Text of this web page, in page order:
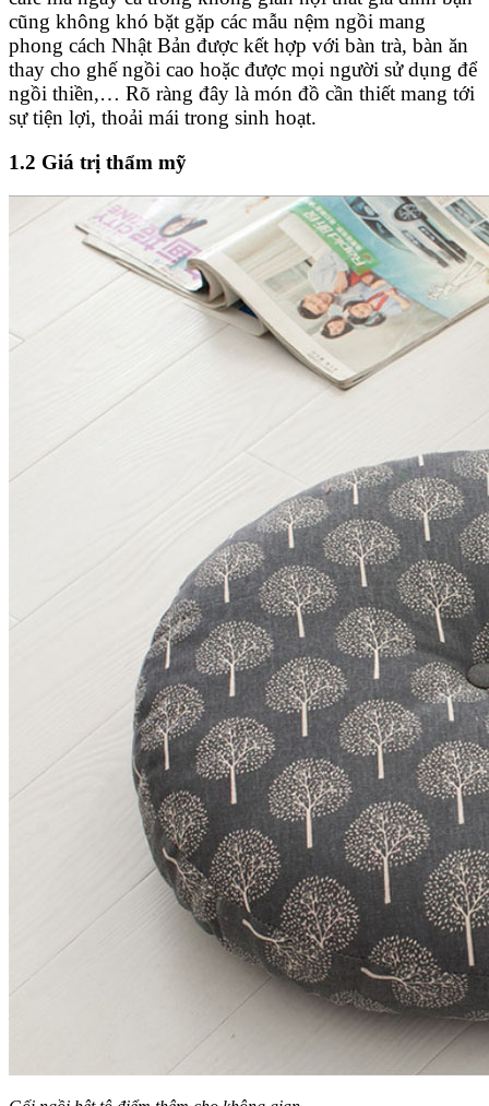
cũng không khó bặt gặp các mẫu nệm ngồi mang
phong cách Nhật Bản được kết hợp với bàn trà, bàn ăn
thay cho ghế ngồi cao hoặc được mọi người sử dụng để
ngồi thiền,… Rõ ràng đây là món đồ cần thiết mang tới
sự tiện lợi, thoải mái trong sinh hoạt.
1.2 Giá trị thẩm mỹ